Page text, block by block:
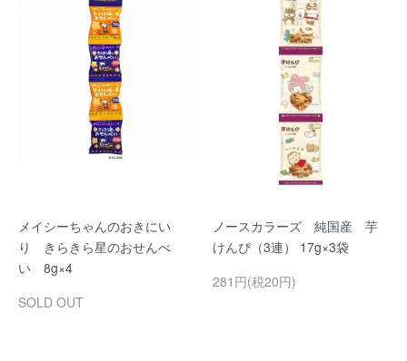
メイシーちゃんのおきにい
り きらきら星のおせんべ
い 8g×4
SOLD OUT
ノースカラーズ 純国産 芋
けんぴ（3連） 17g×3袋
281円(税20円)